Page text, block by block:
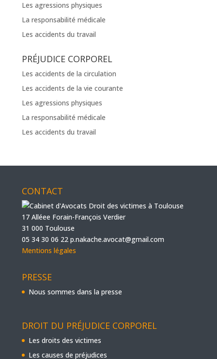
Les agressions physiques
La responsabilité médicale
Les accidents du travail
PRÉJUDICE CORPOREL
Les accidents de la circulation
Les accidents de la vie courante
Les agressions physiques
La responsabilité médicale
Les accidents du travail
CONTACT
17 Alléee Forain-François Verdier
31 000 Toulouse
05 34 30 06 22 p.nakache.avocat@gmail.com
Mentions légales
PRESSE
Nous sommes dans la presse
DROIT DU PRÉJUDICE CORPOREL
Les droits des victimes
Les causes de préjudices